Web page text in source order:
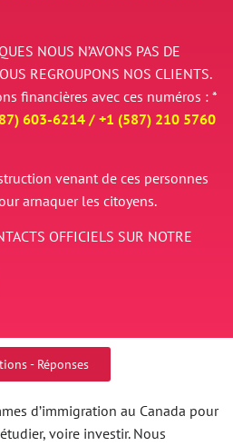
NOUS N’AVONS PAS DE
REGROUPONS NOS CLIENTS.
financières avec ces numéros : *
603-6214 / +1 (587) 210 5760
venant de ces personnes
arnaquer les citoyens.
OFFICIELS SUR NOTRE
- Réponses
d’immigration au Canada pour
voire investir. Nous